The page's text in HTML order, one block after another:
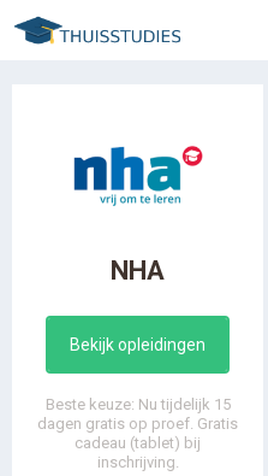
Spring
naar
NHA
Bekijk opleidingen
Beste keuze: Nu tijdelijk 15
dagen gratis op proef. Gratis
cadeau (tablet) bij
inschrijving.